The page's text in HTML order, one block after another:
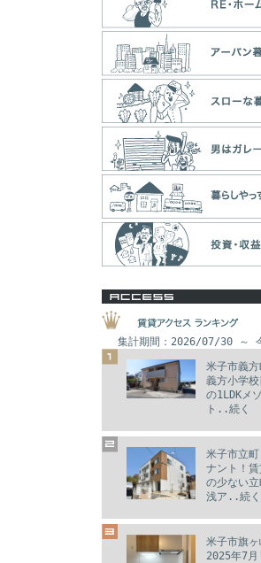
集計期間：2026/07/30 ～
米子市義
義方小学
の1LDKメ
ト..続く
米子市立町
ナント！
の少ない
浅ア..続く
米子市旗
2025年7月